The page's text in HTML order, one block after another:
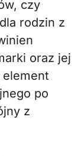
czy
rodzin z
oraz jej
po
z